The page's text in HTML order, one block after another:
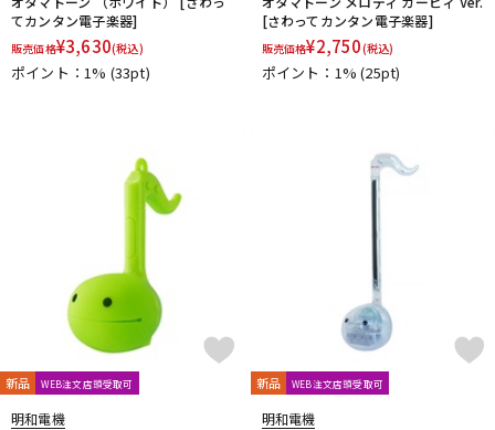
DJ機器 DTM
DTM オンライン納品 レコーディング機器
楽器アクセサリ
ヴィンテージ
てカンタン電子楽器]
販売価格¥3,630(税込)
ポイント：1% (33pt)
[さわってカンタン電子楽器]
販売価格¥2,750(税込)
ポイント：1%(25pt)
新品 WEB注文店頭受取可
明和電機
新品 WEB注文店頭受取可
明和電機